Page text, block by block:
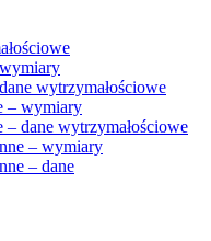
wytrzymałościowe
– wymiary
dane wytrzymałościowe
– wymiary
– dane